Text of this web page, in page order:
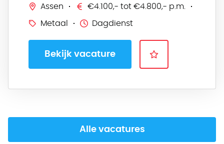
Assen €4.100,- tot €4.800,- p.m.
Metaal Dagdienst
Bekijk vacature
Alle vacatures